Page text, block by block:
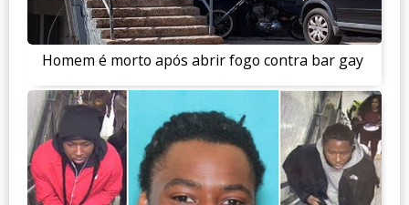
Homem é morto após abrir fogo contra bar gay